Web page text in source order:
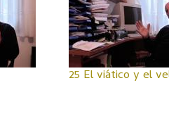
25 El viático y el